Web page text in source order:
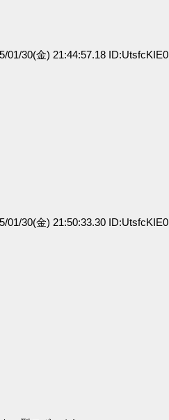
01/30(金) 21:44:57.18 ID:UtsfcKIE0
01/30(金) 21:50:33.30 ID:UtsfcKIE0